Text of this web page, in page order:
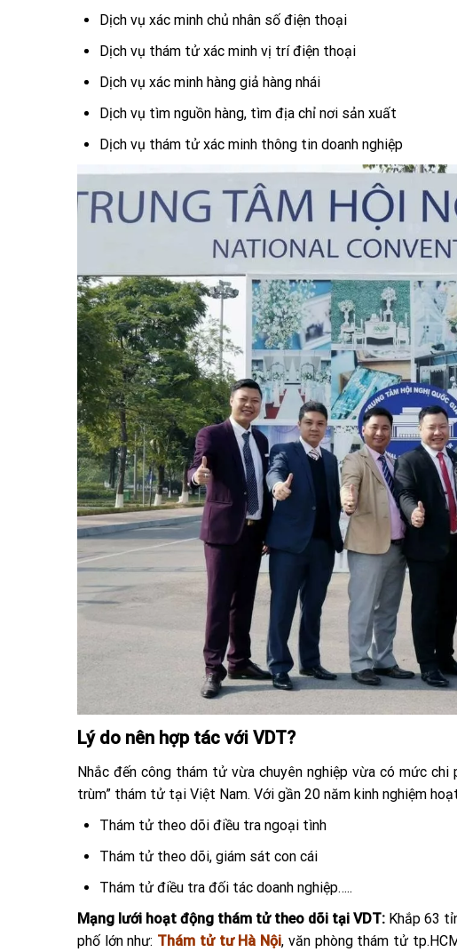
Dịch vụ xác minh chủ nhân số điện thoại
Dịch vụ thám tử xác minh vị trí điện thoại
Dịch vụ xác minh hàng giả hàng nhái
Dịch vụ tìm nguồn hàng, tìm địa chỉ nơi sản xuất
Dịch vụ thám tử xác minh thông tin doanh nghiệp
Lý do nên hợp tác với VDT?
Nhắc đến công thám tử vừa chuyên nghiệp vừa có mức
trùm” thám tử tại Việt Nam. Với gần 20 năm kinh nghiệm
Thám tử theo dõi điều tra ngoại tình
Thám tử theo dõi, giám sát con cái
Thám tử điều tra đối tác doanh nghiệp…..
Mạng lưới hoạt động thám tử theo dõi tại VDT: Khắp 63
phố lớn như: Thám tử tư Hà Nội, văn phòng thám tử